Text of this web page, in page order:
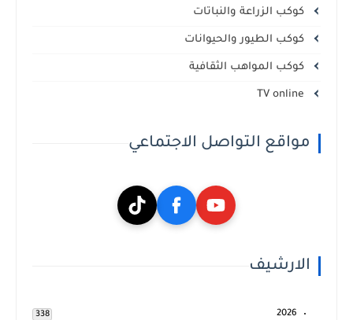
كوكب الزراعة والنباتات
كوكب الطيور والحيوانات
كوكب المواهب الثقافية
مواقع التواصل الاجتماعي
الارشيف
2026
338